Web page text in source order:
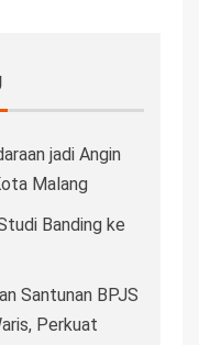
jadi Angin
Malang
Banding ke
Santunan BPJS
Perkuat